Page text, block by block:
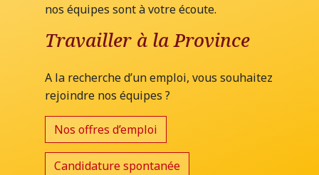
nos équipes sont à votre écoute.
Travailler à la Province
A la recherche d’un emploi, vous souhaitez
rejoindre nos équipes ?
Nos offres d’emploi
Candidature spontanée